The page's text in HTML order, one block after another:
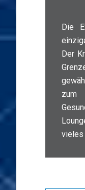
Die
Der
vieles